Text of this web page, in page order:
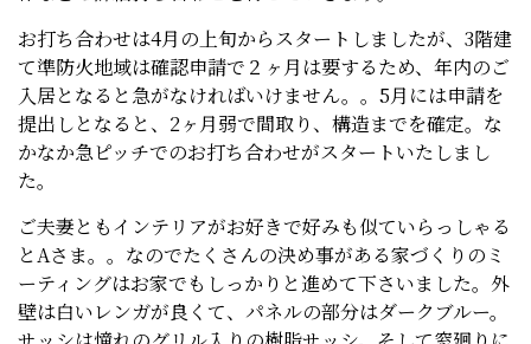
お打ち合わせは4月の上旬からスタートしましたが、3階建
て準防火地域は確認申請で２ヶ月は要するため、年内のご
入居となると急がなければいけません。。5月には申請を
提出しとなると、2ヶ月弱で間取り、構造までを確定。な
かなか急ピッチでのお打ち合わせがスタートいたしまし
た。
ご夫妻ともインテリアがお好きで好みも似ていらっしゃる
とAさま。。なのでたくさんの決め事がある家づくりのミ
ーティングはお家でもしっかりと進めて下さいました。外
壁は白いレンガが良くて、パネルの部分はダークブルー。